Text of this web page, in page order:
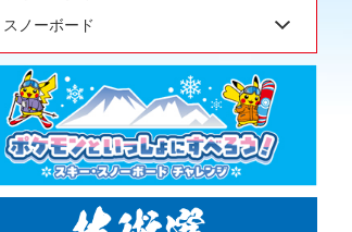
スノーボード